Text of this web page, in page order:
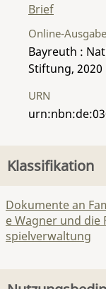
Brief
Online-Ausgabe
Bayreuth :
Stiftung, 2020
URN
Klassifikation
Dokumente an
e Wagner und die
spielverwaltung